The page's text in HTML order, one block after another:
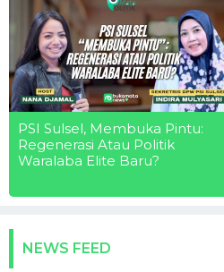
PSI Sulsel, Membuka Pintu:
Regenerasi Atau Politik
Waralaba Elite Baru?
NEWS FEED